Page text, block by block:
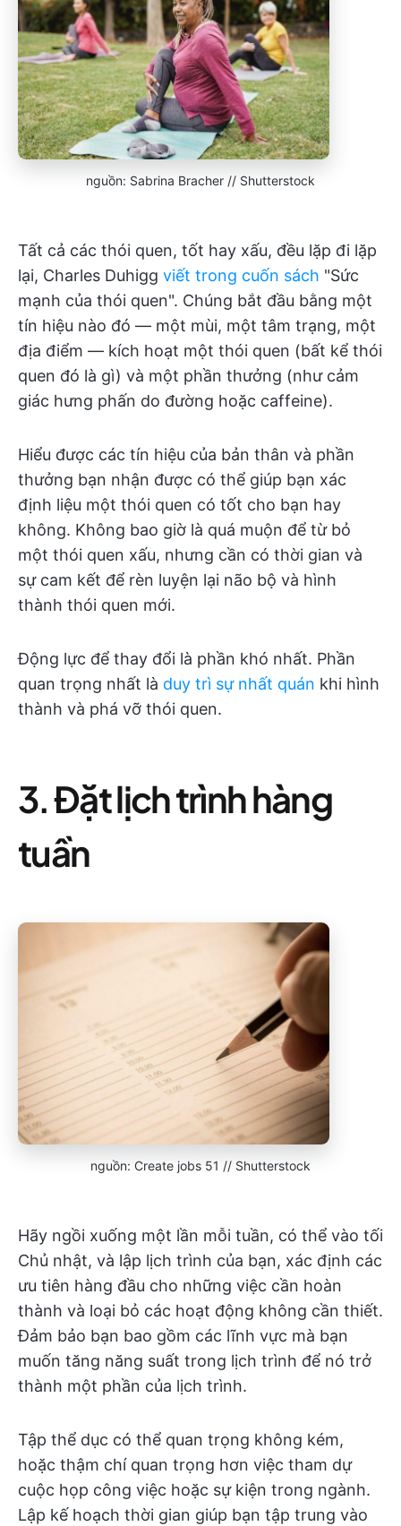
nguồn: Sabrina Bracher // Shutterstock
Tất cả các thói quen, tốt hay xấu, đều lặp đi lặp
lại, Charles Duhigg viết trong cuốn sách "Sức
mạnh của thói quen". Chúng bắt đầu bằng một
tín hiệu nào đó — một mùi, một tâm trạng, một
địa điểm — kích hoạt một thói quen (bất kể thói
quen đó là gì) và một phần thưởng (như cảm
giác hưng phấn do đường hoặc caffeine).
Hiểu được các tín hiệu của bản thân và phần
thưởng bạn nhận được có thể giúp bạn xác
định liệu một thói quen có tốt cho bạn hay
không. Không bao giờ là quá muộn để từ bỏ
một thói quen xấu, nhưng cần có thời gian và
sự cam kết để rèn luyện lại não bộ và hình
thành thói quen mới.
Động lực để thay đổi là phần khó nhất. Phần
quan trọng nhất là duy trì sự nhất quán khi hình
thành và phá vỡ thói quen.
3. Đặt lịch trình hàng
tuần
nguồn: Create jobs 51 // Shutterstock
Hãy ngồi xuống một lần mỗi tuần, có thể vào tối
Chủ nhật, và lập lịch trình của bạn, xác định các
ưu tiên hàng đầu cho những việc cần hoàn
thành và loại bỏ các hoạt động không cần thiết.
Đảm bảo bạn bao gồm các lĩnh vực mà bạn
muốn tăng năng suất trong lịch trình để nó trở
thành một phần của lịch trình.
Tập thể dục có thể quan trọng không kém,
hoặc thậm chí quan trọng hơn việc tham dự
cuộc họp công việc hoặc sự kiện trong ngành.
Lập kế hoạch thời gian giúp bạn tập trung vào